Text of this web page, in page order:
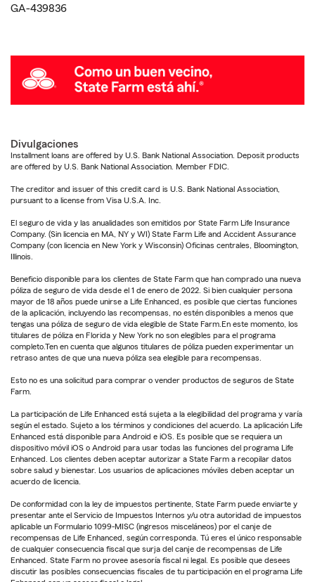
GA-439836
Divulgaciones
Installment loans are offered by U.S. Bank National Association. Deposit products
are offered by U.S. Bank National Association. Member FDIC.
The creditor and issuer of this credit card is U.S. Bank National Association,
pursuant to a license from Visa U.S.A. Inc.
El seguro de vida y las anualidades son emitidos por State Farm Life Insurance
Company. (Sin licencia en MA, NY y WI) State Farm Life and Accident Assurance
Company (con licencia en New York y Wisconsin) Oficinas centrales, Bloomington,
Illinois.
Beneficio disponible para los clientes de State Farm que han comprado una nueva
póliza de seguro de vida desde el 1 de enero de 2022. Si bien cualquier persona
mayor de 18 años puede unirse a Life Enhanced, es posible que ciertas funciones
de la aplicación, incluyendo las recompensas, no estén disponibles a menos que
tengas una póliza de seguro de vida elegible de State Farm.En este momento, los
titulares de póliza en Florida y New York no son elegibles para el programa
completo.Ten en cuenta que algunos titulares de póliza pueden experimentar un
retraso antes de que una nueva póliza sea elegible para recompensas.
Esto no es una solicitud para comprar o vender productos de seguros de State
Farm.
La participación de Life Enhanced está sujeta a la elegibilidad del programa y varía
según el estado. Sujeto a los términos y condiciones del acuerdo. La aplicación Life
Enhanced está disponible para Android e iOS. Es posible que se requiera un
dispositivo móvil iOS o Android para usar todas las funciones del programa Life
Enhanced. Los clientes deben aceptar autorizar a State Farm a recopilar datos
sobre salud y bienestar. Los usuarios de aplicaciones móviles deben aceptar un
acuerdo de licencia.
De conformidad con la ley de impuestos pertinente, State Farm puede enviarte y
presentar ante el Servicio de Impuestos Internos y/u otra autoridad de impuestos
aplicable un Formulario 1099-MISC (ingresos misceláneos) por el canje de
recompensas de Life Enhanced, según corresponda. Tú eres el único responsable
de cualquier consecuencia fiscal que surja del canje de recompensas de Life
Enhanced. State Farm no provee asesoría fiscal ni legal. Es posible que desees
discutir las posibles consecuencias fiscales de tu participación en el programa Life